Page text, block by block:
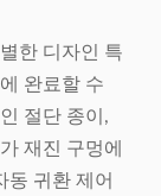
한 디자인 특
완료할 수
절단 종이,
재진 구멍에
동 귀환 제어